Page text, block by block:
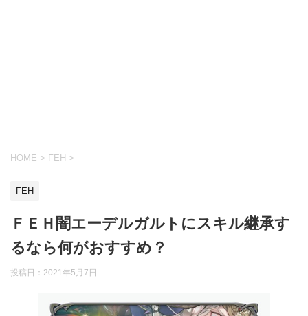
HOME > FEH >
FEH
ＦＥＨ闇エーデルガルトにスキル継承す
るなら何がおすすめ？
投稿日： 2021年5月7日